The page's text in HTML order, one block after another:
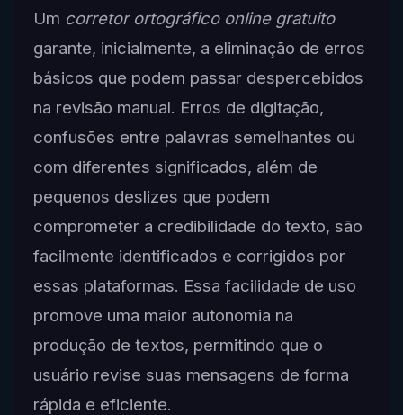
Um corretor ortográfico online gratuito
garante, inicialmente, a eliminação de erros
básicos que podem passar despercebidos
na revisão manual. Erros de digitação,
confusões entre palavras semelhantes ou
com diferentes significados, além de
pequenos deslizes que podem
comprometer a credibilidade do texto, são
facilmente identificados e corrigidos por
essas plataformas. Essa facilidade de uso
promove uma maior autonomia na
produção de textos, permitindo que o
usuário revise suas mensagens de forma
rápida e eficiente.